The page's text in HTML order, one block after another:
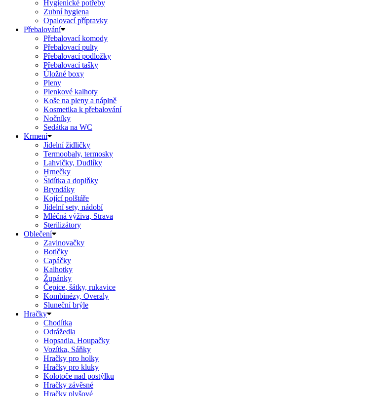
Hygienické potřeby
Zubní hygiena
Opalovací přípravky
Přebalování
Přebalovací komody
Přebalovací pulty
Přebalovací podložky
Přebalovací tašky
Úložné boxy
Pleny
Plenkové kalhoty
Koše na pleny a náplně
Kosmetika k přebalování
Nočníky
Sedátka na WC
Krmení
Jídelní židličky
Termoobaly, termosky
Lahvičky, Dudlíky
Hrnečky
Šidítka a doplňky
Bryndáky
Kojící polštáře
Jídelní sety, nádobí
Mléčná výživa, Strava
Sterilizátory
Oblečení
Zavinovačky
Botičky
Capáčky
Kalhotky
Župánky
Čepice, šátky, rukavice
Kombinézy, Overaly
Sluneční brýle
Hračky
Chodítka
Odrážedla
Hopsadla, Houpačky
Vozítka, Sáňky
Hračky pro holky
Hračky pro kluky
Kolotoče nad postýlku
Hračky závěsné
Hračky plyšové